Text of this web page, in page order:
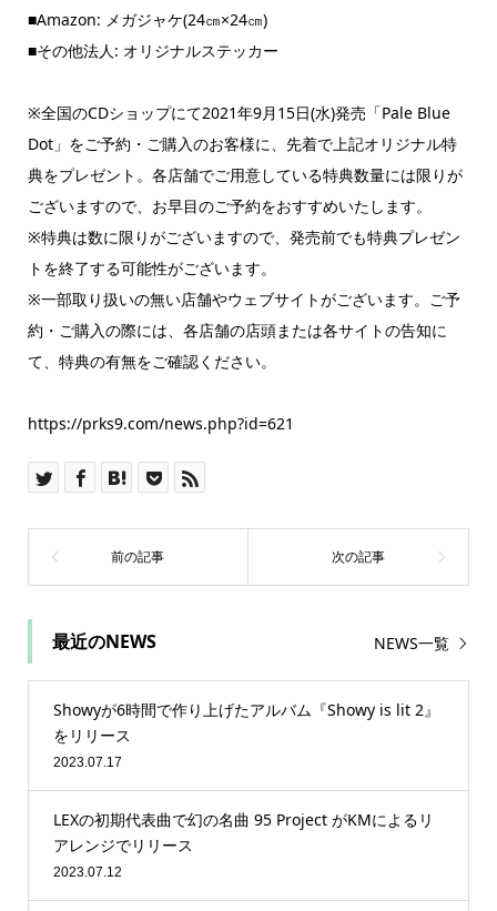
■Amazon: メガジャケ(24㎝×24㎝)
■その他法人: オリジナルステッカー
※全国のCDショップにて2021年9月15日(水)発売「Pale Blue
Dot」をご予約・ご購入のお客様に、先着で上記オリジナル特
典をプレゼント。各店舗でご用意している特典数量には限りが
ございますので、お早目のご予約をおすすめいたします。
※特典は数に限りがございますので、発売前でも特典プレゼン
トを終了する可能性がございます。
※一部取り扱いの無い店舗やウェブサイトがございます。ご予
約・ご購入の際には、各店舗の店頭または各サイトの告知に
て、特典の有無をご確認ください。
https://prks9.com/news.php?id=621
最近のNEWS NEWS一覧
Showyが6時間で作り上げたアルバム『Showy is lit 2』
をリリース
2023.07.17
LEXの初期代表曲で幻の名曲 95 Project がKMによるリ
アレンジでリリース
2023.07.12